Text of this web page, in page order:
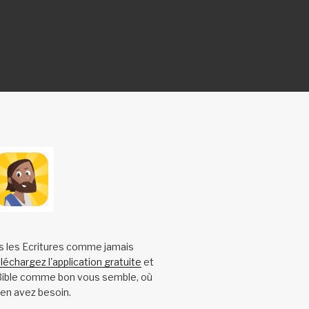
les Ecritures comme jamais
l'application gratuite et
comme bon vous semble, où
avez besoin.